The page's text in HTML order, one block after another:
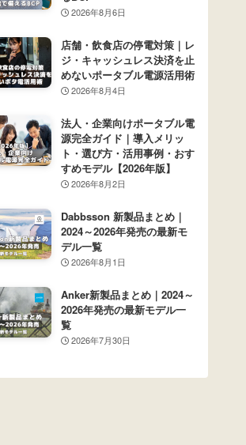
2026年8月6日
店舗・飲食店の停電対策｜レ
ジ・キャッシュレス決済を止
めないポータブル電源活用術
2026年8月4日
法人・企業向けポータブル電
源完全ガイド｜導入メリッ
ト・選び方・活用事例・おす
すめモデル【2026年版】
2026年8月2日
Dabbsson 新製品まとめ｜
2024～2026年発売の最新モ
デル一覧
2026年8月1日
Anker新製品まとめ｜2024～
2026年発売の最新モデル一
覧
2026年7月30日